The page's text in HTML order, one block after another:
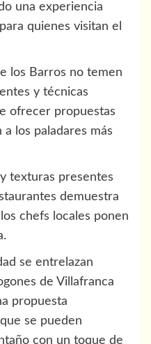
una experiencia
quienes visitan el
los Barros no temen
y técnicas
ofrecer propuestas
los paladares más
texturas presentes
demuestra
chefs locales ponen
se entrelazan
de Villafranca
propuesta
se pueden
con un toque de